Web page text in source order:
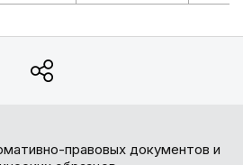
правовых документов и